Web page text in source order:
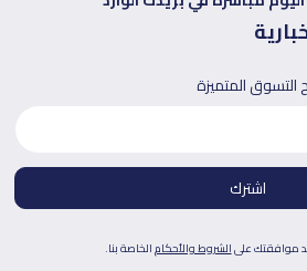
التسوق المتميزة
موافقتك علىالشروط والأحكامالخاصة بنا.